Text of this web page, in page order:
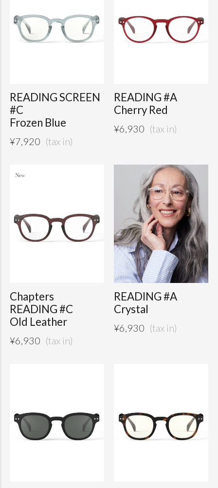
READING SCREEN
#C
Frozen Blue
¥7,920
READING #A
Cherry Red
¥6,930
Chapters
READING #C
Old Leather
¥6,930
READING #A
Crystal
¥6,930